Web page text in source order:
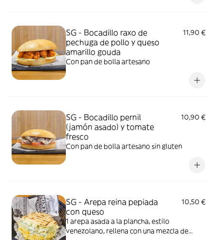
SG - Bocadillo raxo de
pechuga de pollo y queso
amarillo gouda
11,90 €
Con pan de bolla artesano
SG - Bocadillo pernil
(jamón asado) y tomate
fresco
10,90 €
Con pan de bolla artesano sin gluten
SG - Arepa reina pepiada
con queso
10,50 €
1 arepa asada a la plancha, estilo
venezolano, rellena con una mezcla de